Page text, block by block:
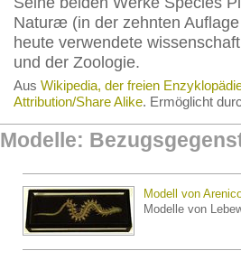
Naturæ (in der zehnten
heute verwendete
und der Zoologie.
Aus Wikipedia, der freien
Attribution/Share Alike. Ermöglicht
Modelle:
Modell von
Modelle von